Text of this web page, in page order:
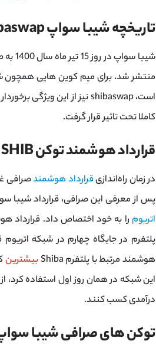
تاریخچه شیبا سواپ Shibaswap
منتشر شد، برای میم کوین هایی همچون
است، shibaswap نیز از این ویژگی برخوردار است، بلافاصله پس از راه اندازی این صرافی غیرمتمرکز،
کاملا تحت تاثیر قرار گرفت.
قرارداد هوشمند توکن SHIB
در زمان راه‌اندازیقرارداد هوشمندصرافی
پس از معرفی این صرافی، قرارداد شیبا
اتریوم
پلتفرم در جایگاه چهارم در شبکه اتریوم
هوشمند مرتبط با پلتفرم Shiba
بیشترین
این شبکه در همان روز اول استفاده کرد، از مرز ۱.۷ میلیون دلار
درآمدی کسب کنند.
توکن های صرافی شیبا